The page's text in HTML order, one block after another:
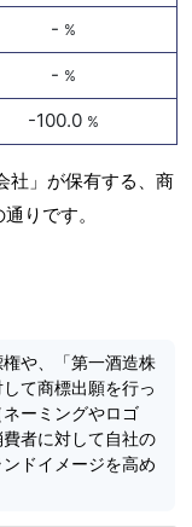
- %
- %
-100.0 %
社」が保有する、商
りです。
権や、「第一酒造株
て商標出願を行っ
ーミングやロゴ
者に対して自社の
ドイメージを高め